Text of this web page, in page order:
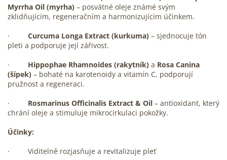
Myrrha Oil (myrha) – posvátné oleje známé svým
zklidňujícím, regeneračním a harmonizujícím účinkem.
· Curcuma Longa Extract (kurkuma) – sjednocuje tón
pleti a podporuje její zářivost.
· Hippophae Rhamnoides (rakytník) a Rosa Canina
(šípek) – bohaté na karotenoidy a vitamín C, podporují
pružnost a regeneraci.
· Rosmarinus Officinalis Extract & Oil – antioxidant, který
chrání oleje a stimuluje mikrocirkulaci pokožky.
Účinky:
· Viditelně rozjasňuje a revitalizuje pleť